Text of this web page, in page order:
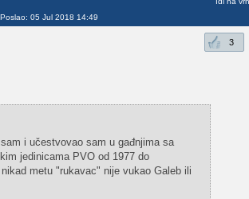
Poslao: 05 Jul 2018 14:49
3
i učestvovao sam u gađnjima sa
jedinicama PVO od 1977 do
metu "rukavac" nije vukao Galeb ili